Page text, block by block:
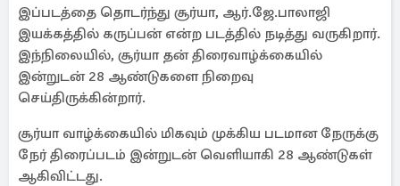
இப்படத்தை தொடர்ந்து சூர்யா, ஆர்.ஜே.பாலாஜி
இயக்கத்தில் கருப்பன் என்ற படத்தில் நடித்து வருகிறார்.
இந்நிலையில், சூர்யா தன் திரைவாழ்க்கையில்
இன்றுடன் 28 ஆண்டுகளை நிறைவு
செய்திருக்கின்றார்.
சூர்யா வாழ்க்கையில் மிகவும் முக்கிய படமான நேருக்கு
நேர் திரைப்படம் இன்றுடன் வெளியாகி 28 ஆண்டுகள்
ஆகிவிட்டது.